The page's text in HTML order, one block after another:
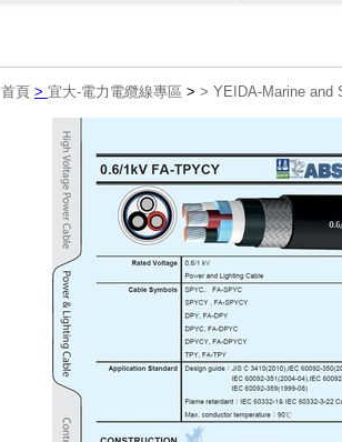
首頁 > 宜大-電力電纜線專區 > > YEIDA-Marine and